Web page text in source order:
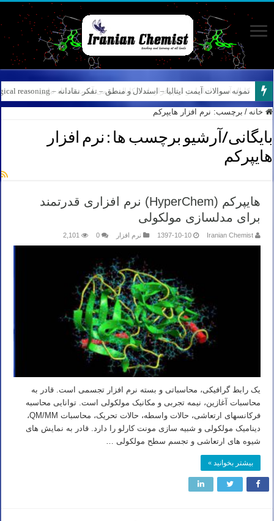
نمونه سوالات آیمت ایتالیا – استدلال و منطق – تفکر نقادانه – Logical reasoning – پارت ۷
خانه / برچسب: نرم افزار هایپرکم
بایگانی/آرشیو برچسب ها : نرم افزار
هایپرکم
هایپرکم (HyperChem) نرم افزاری قدرتمند
برای مدلسازی مولکولی
Iranian Chemist
1397-10-10 نرم افزار 0
2,101
یک رابط گرافیکی، محاسباتی و بسته نرم افزار تجسمی است. قادر به
محاسبات آغازین، نیمه تجربی و مکانیک مولکولی است. توانایی محاسبه
فرکانسهای ارتعاشی، حالات واسطه، حالات تحریک، محاسبات QM/MM،
دینامیک مولکولی و شبیه سازی مونت کارلو را دارد. قادر به نمایش های
شیوه های ارتعاشی و تجسم سطح مولکولی …
بیشتر بخوانید »